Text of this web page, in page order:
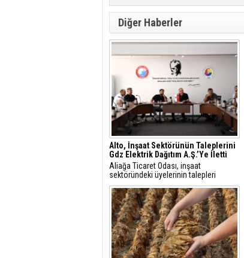
Diğer Haberler
Alto, İnşaat Sektörünün Taleplerini
Gdz Elektrik Dağıtım A.Ş.’Ye İletti
Aliağa Ticaret Odası, inşaat
sektöründeki üyelerinin talepleri
üzerine GDZ Elektrik Dağıtım
yetkilileriyle toplantı düzenledi.
Görüşmede sayaç panosu ve enerji
odası düzenlemeleriyle ilgili yeni
şartlar ve başvuru süreçleri
değerlendirildi.